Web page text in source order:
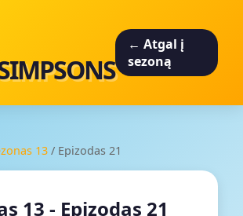
← Atgal į
sezoną
13 / Epizodas 21
13 - Epizodas 21